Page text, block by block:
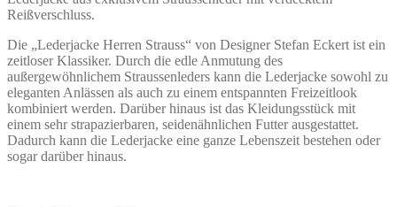
Reißverschluss.
Die „Lederjacke Herren Strauss“ von Designer Stefan Eckert ist ein
zeitloser Klassiker. Durch die edle Anmutung des
außergewöhnlichem Straussenleders kann die Lederjacke sowohl zu
eleganten Anlässen als auch zu einem entspannten Freizeitlook
kombiniert werden. Darüber hinaus ist das Kleidungsstück mit
einem sehr strapazierbaren, seidenähnlichen Futter ausgestattet.
Dadurch kann die Lederjacke eine ganze Lebenszeit bestehen oder
sogar darüber hinaus.